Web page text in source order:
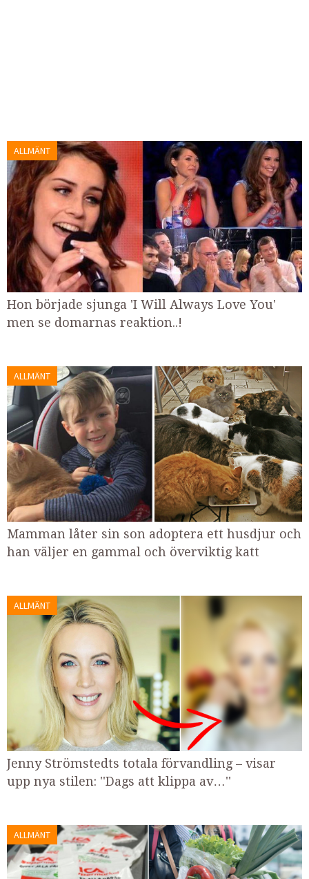
ALLMÄNT
Hon började sjunga 'I Will Always Love You'
men se domarnas reaktion..!
ALLMÄNT
Mamman låter sin son adoptera ett husdjur och
han väljer en gammal och överviktig katt
ALLMÄNT
Jenny Strömstedts totala förvandling – visar
upp nya stilen: ''Dags att klippa av…''
ALLMÄNT